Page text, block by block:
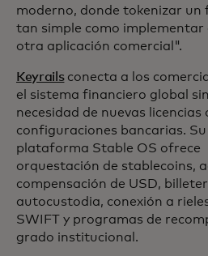
moderno, donde tokenizar un
tan simple como implementar
otra aplicación comercial".
Keyrailsconecta a los
el sistema financiero global sin
necesidad de nuevas licencias
configuraciones bancarias. Su
plataforma Stable OS ofrece
orquestación de stablecoins,
compensación de USD,
autocustodia, conexión a
SWIFT y programas de
grado institucional.